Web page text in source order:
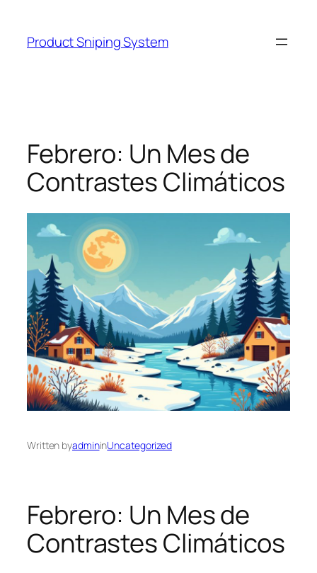
content
Product Sniping System
Febrero: Un Mes de
Contrastes Climáticos
Written byadmininUncategorized
Febrero: Un Mes de
Contrastes Climáticos